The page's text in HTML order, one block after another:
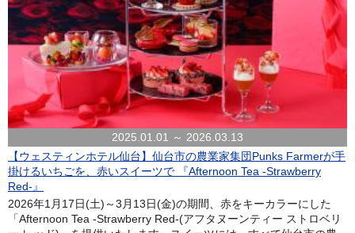
2025.01.01 ～ 2026.03.13
【ウェスティンホテル仙台】仙台市の農業家集団Punks Farmerが手
掛けるいちごを、赤いスイーツで 『Afternoon Tea -Strawberry
Red-』
2026年1月17日(土)～3月13日(金)の期間、赤をキーカラーにした
「Afternoon Tea -Strawberry Red-(アフタヌーンティー ストロベリ